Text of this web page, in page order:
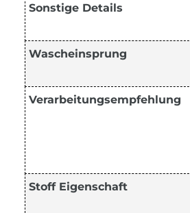
Sonstige Details
Wascheinsprung
Verarbeitungsempfehlung
Stoff Eigenschaft